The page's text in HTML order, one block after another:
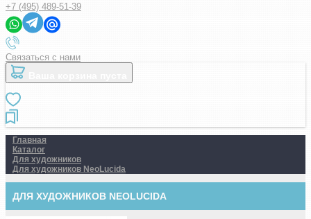
+7 (495) 489-51-39
Связаться с нами
Главная
Каталог
Для художников
Для художников NeoLucida
ДЛЯ ХУДОЖНИКОВ NEOLUCIDA